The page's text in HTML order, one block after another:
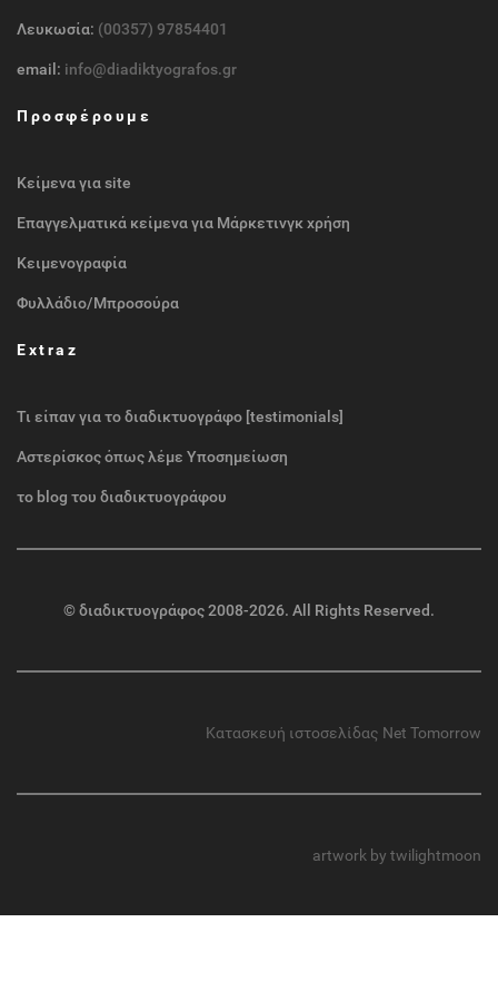
Λευκωσία: (00357) 97854401
email: info@diadiktyografos.gr
Προσφέρουμε
Κείμενα για site
Επαγγελματικά κείμενα για Μάρκετινγκ χρήση
Κειμενογραφία
Φυλλάδιο/Μπροσούρα
Extraz
Τι είπαν για το διαδικτυογράφο [testimonials]
Αστερίσκος όπως λέμε Υποσημείωση
το blog του διαδικτυογράφου
©διαδικτυογράφος2008-2026. All Rights Reserved.
Κατασκευή ιστοσελίδας Net Tomorrow
artwork by twilightmoon